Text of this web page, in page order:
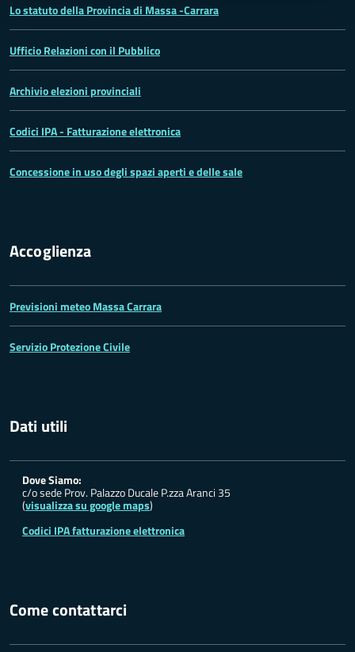
Lo statuto della Provincia di Massa -Carrara
Ufficio Relazioni con il Pubblico
Archivio elezioni provinciali
Codici IPA - Fatturazione elettronica
Concessione in uso degli spazi aperti e delle sale
Accoglienza
Previsioni meteo Massa Carrara
Servizio Protezione Civile
Dati utili
Dove Siamo:
c/o sede Prov. Palazzo Ducale P.zza Aranci 35
(visualizza su google maps)
Codici IPA fatturazione elettronica
Come contattarci